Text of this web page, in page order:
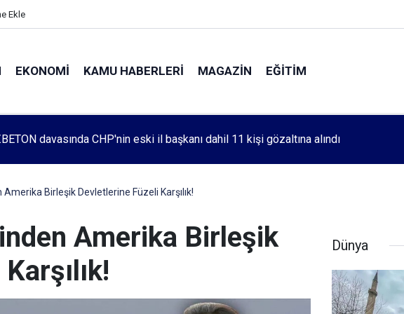
Ekle
EKONOMI KAMU HABERLERI MAGAZIN EĞITIM
1083. haftada Mehmet Özdemir için adalet aradı
Birleşik Devletlerine Füzeli Karşılık!
Amerika Birleşik
Dünya